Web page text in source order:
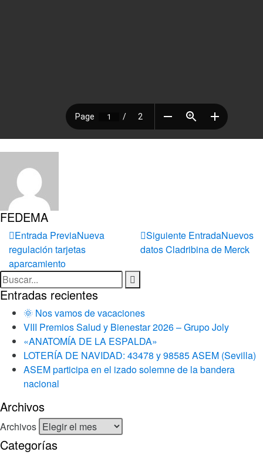
FEDEMA
Entrada PreviaNueva
regulación tarjetas
aparcamiento
Siguiente EntradaNuevos
datos Cladribina de Merck
Entradas recientes
🌞 Nos vamos de vacaciones
VIII Premios Salud y Bienestar 2026 – Grupo Joly
«ANATOMÍA DE LA ESPALDA»
LOTERÍA DE NAVIDAD: 43478 y 98585 ASEM (Sevilla)
ASEM participa en el izado solemne de la bandera
nacional
Archivos
Archivos
Categorías